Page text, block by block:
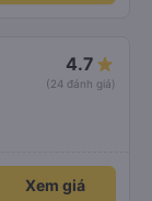
4.7
(24 đánh giá)
Xem giá